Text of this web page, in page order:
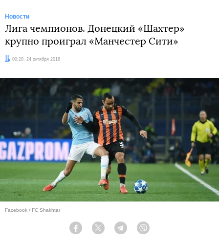
Новости
Лига чемпионов. Донецкий «Шахтер»
крупно проиграл «Манчестер Сити»
Дата:00:20, 24 октября 2018
Facebook / FC Shakhtar
Facebook Twitter Telegram